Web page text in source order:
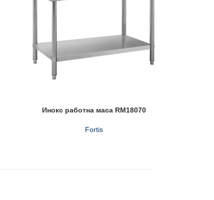
Инокс работна маса RM18070
Fortis